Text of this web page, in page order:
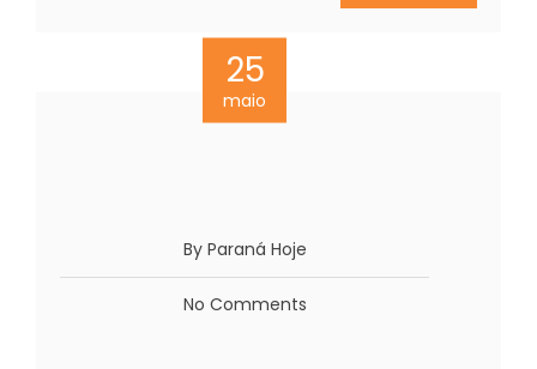
25
maio
By Paraná Hoje
No Comments